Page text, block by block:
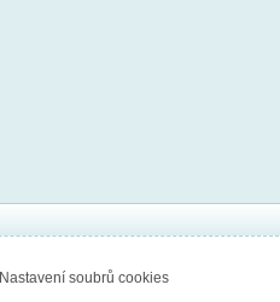
Nastavení soubrů cookies